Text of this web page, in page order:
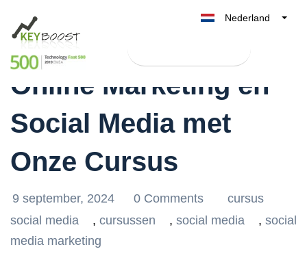
Nederland
België
Ontdek de Kracht van
Online Marketing en
Social Media met
Onze Cursus
9 september, 2024 0 Comments
cursus
social media
, cursussen , social media , social
media marketing